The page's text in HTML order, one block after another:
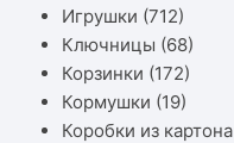
Игрушки (712)
Ключницы (68)
Корзинки (172)
Кормушки (19)
Коробки из картона